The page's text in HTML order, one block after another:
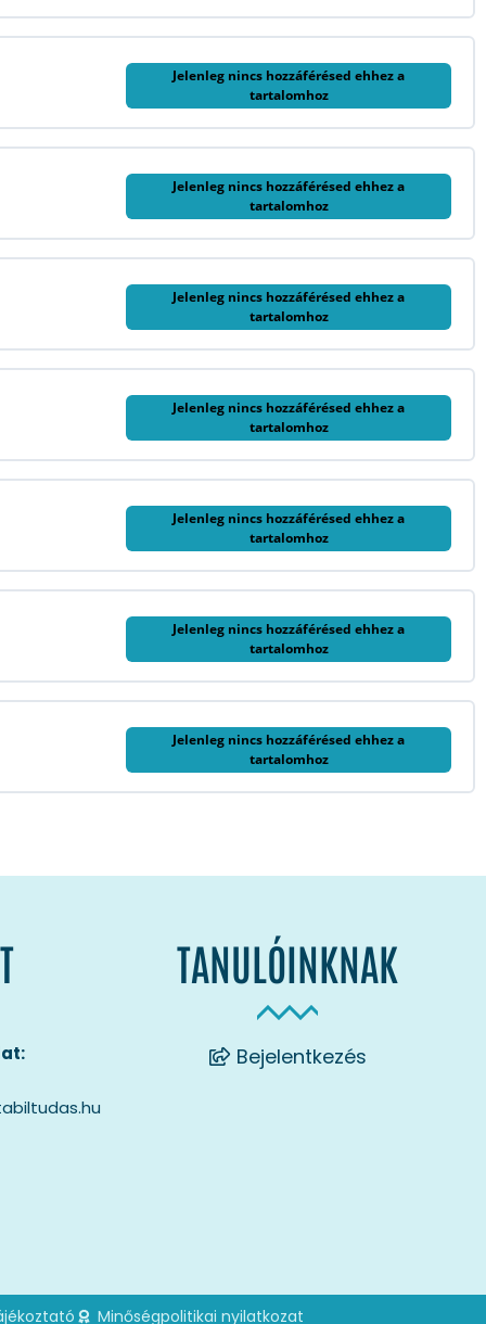
Jelenleg nincs hozzáférésed ehhez a
tartalomhoz
Jelenleg nincs hozzáférésed ehhez a
tartalomhoz
Jelenleg nincs hozzáférésed ehhez a
tartalomhoz
Jelenleg nincs hozzáférésed ehhez a
tartalomhoz
Jelenleg nincs hozzáférésed ehhez a
tartalomhoz
Jelenleg nincs hozzáférésed ehhez a
tartalomhoz
Jelenleg nincs hozzáférésed ehhez a
tartalomhoz
TANULÓINKNAK
Bejelentkezés
Minőségpolitikai nyilatkozat